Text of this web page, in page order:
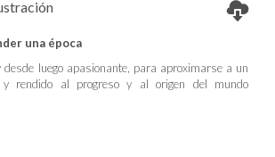
una época
desde luego apasionante, para aproximarse a un
y rendido al progreso y al origen del mundo